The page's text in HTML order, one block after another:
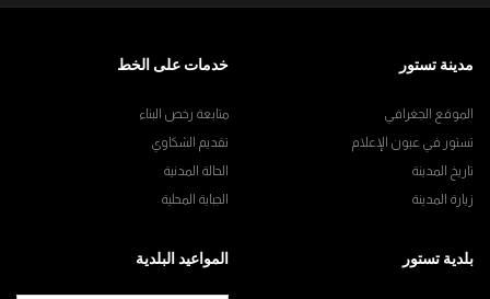
مدينة تستور
الموقع الجغرافي
تستور في عيون الإعلام
تاريخ المدينة
زيارة المدينة
خدمات على الخط
متابعة رخص البناء
تقديم الشكاوي
الحالة المدنية
الجباية المحلية
بلدية تستور المواعيد البلدية